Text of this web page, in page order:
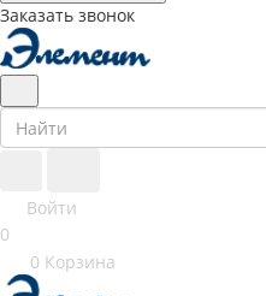
Заказать звонок
Войти
0
0 Корзина